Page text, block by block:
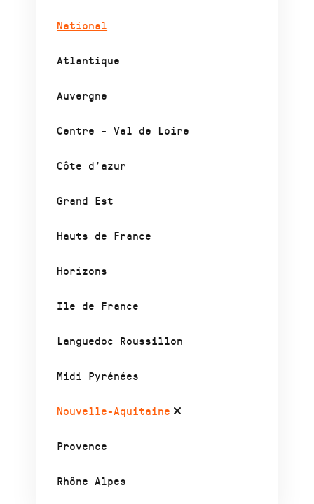
National
Atlantique
Auvergne
Centre - Val de Loire
Côte d’azur
Grand Est
Hauts de France
Horizons
Ile de France
Languedoc Roussillon
Midi Pyrénées
Nouvelle-Aquitaine
Provence
Rhône Alpes